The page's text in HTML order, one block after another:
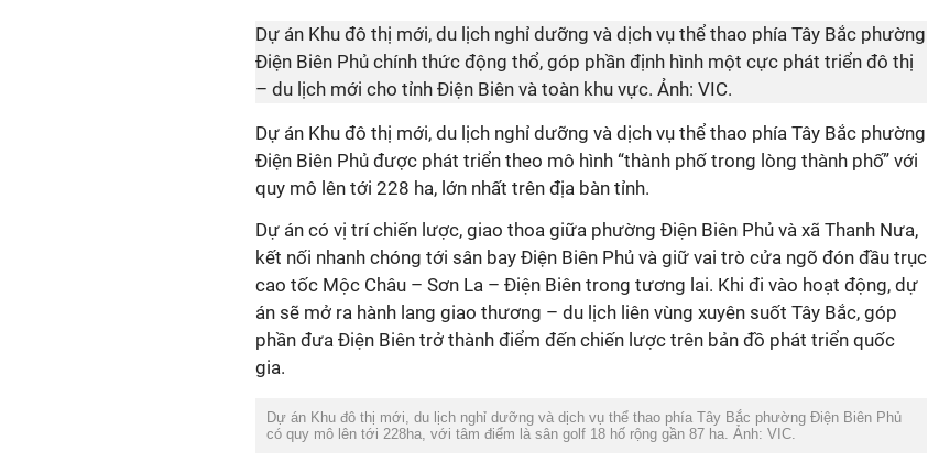
Dự án Khu đô thị mới, du lịch nghỉ dưỡng và dịch vụ thể thao phía Tây Bắc phường
Điện Biên Phủ chính thức động thổ, góp phần định hình một cực phát triển đô thị
– du lịch mới cho tỉnh Điện Biên và toàn khu vực. Ảnh: VIC.
Dự án Khu đô thị mới, du lịch nghỉ dưỡng và dịch vụ thể thao phía Tây Bắc phường
Điện Biên Phủ được phát triển theo mô hình “thành phố trong lòng thành phố” với
quy mô lên tới 228 ha, lớn nhất trên địa bàn tỉnh.
Dự án có vị trí chiến lược, giao thoa giữa phường Điện Biên Phủ và xã Thanh Nưa,
kết nối nhanh chóng tới sân bay Điện Biên Phủ và giữ vai trò cửa ngõ đón đầu trục
cao tốc Mộc Châu – Sơn La – Điện Biên trong tương lai. Khi đi vào hoạt động, dự
án sẽ mở ra hành lang giao thương – du lịch liên vùng xuyên suốt Tây Bắc, góp
phần đưa Điện Biên trở thành điểm đến chiến lược trên bản đồ phát triển quốc
gia.
Dự án Khu đô thị mới, du lịch nghỉ dưỡng và dịch vụ thể thao phía Tây Bắc phường Điện Biên Phủ
có quy mô lên tới 228ha, với tâm điểm là sân golf 18 hố rộng gần 87 ha. Ảnh: VIC.